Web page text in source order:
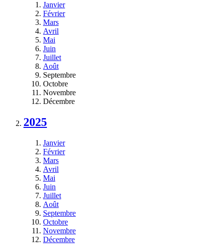
Janvier
Février
Mars
Avril
Mai
Juin
Juillet
Août
Septembre
Octobre
Novembre
Décembre
2025
Janvier
Février
Mars
Avril
Mai
Juin
Juillet
Août
Septembre
Octobre
Novembre
Décembre